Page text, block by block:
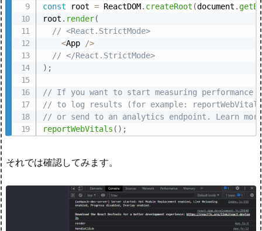
const root = ReactDOM. createRoot (document .
root . render(
// <React.StrictMode>
<App />
// </React.StrictMode>
) ;
// If you want to start measuring performance
// to log results (for example:
// or send to an analytics endpoint. Learn
reportWebVitals ( ) ;
それでは確認してみます。